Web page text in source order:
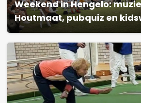
Weekend in Hengelo:
Houtmaat, pubquiz en